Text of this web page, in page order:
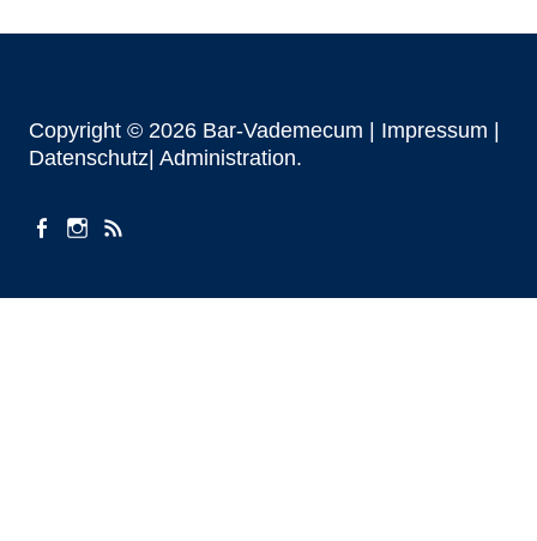
Copyright © 2026 Bar-Vademecum | Impressum
Datenschutz| Administration